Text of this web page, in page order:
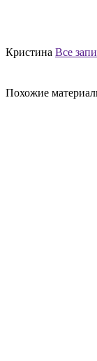
Кристина Все
Похожие